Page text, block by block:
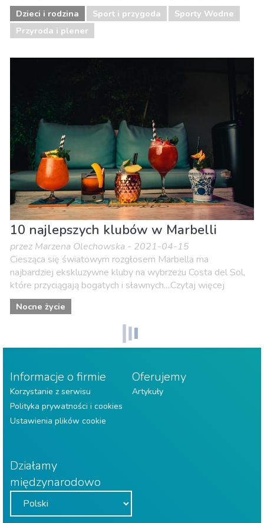
Dzieci i rodzina Sport i przygoda
Sporty Wodne
Przyroda i plener
10 najlepszych klubów w Marbelli
przez Marzena Olechowska - 2021-04-15
Ciesząca się światowym rozgłosem Marbella ma
najbardziej ekskluzywne kluby na wybrzeżu Costa del Sol,
które przyciągają bogatych i sławnych....Czytaj więcej
Nocne życie
Informacje o firmie
Korzystanie z serwisu
Polityka prywatności i cookies
Ustawienia plików cookie
Oferujemy
Artykuły
Działamy
międzynarodowo